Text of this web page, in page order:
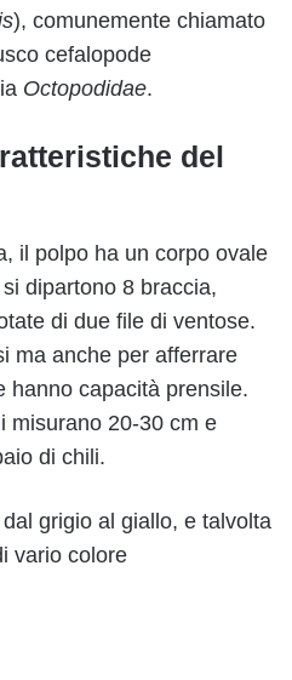
), comunemente chiamato
cefalopode
Octopodidae.
del
il polpo ha un corpo ovale
dipartono 8 braccia,
di due file di ventose.
ma anche per afferrare
hanno capacità prensile.
misurano 20-30 cm e
di chili.
grigio al giallo, e talvolta
vario colore